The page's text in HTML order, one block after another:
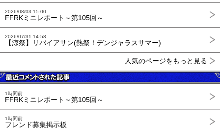
2026/08/03 15:00
FFRKミニレポート～第105回～
2026/07/31 14:58
【涼祭】リバイアサン(熱祭！デンジャラスサマー)
人気のページをもっと見る
1時間前
FFRKミニレポート～第105回～
1時間前
フレンド募集掲示板